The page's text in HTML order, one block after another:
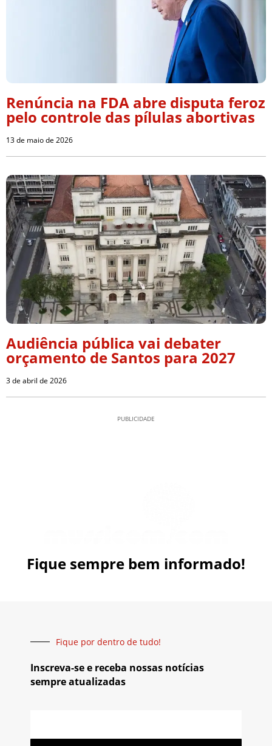
Renúncia na FDA abre disputa feroz
pelo controle das pílulas abortivas
13 de maio de 2026
Audiência pública vai debater
orçamento de Santos para 2027
3 de abril de 2026
PUBLICIDADE
Fique sempre bem informado!
Fique por dentro de tudo!
Inscreva-se e receba nossas notícias
sempre atualizadas